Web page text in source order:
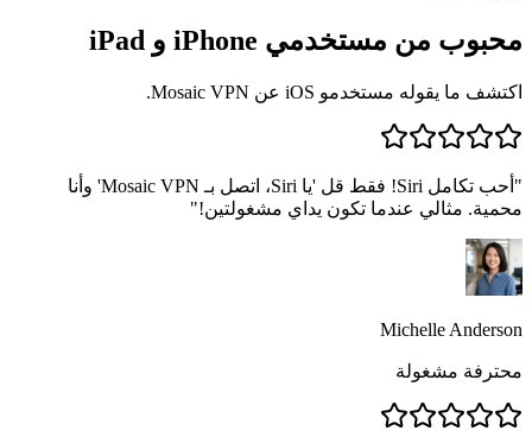
محبوب من مستخدمي iPhone و iPad
اكتشف ما يقوله مستخدمو iOS عن Mosaic VPN.
"
أحب تكامل Siri! فقط قل 'يا Siri، اتصل بـ Mosaic VPN' وأنا
محمية. مثالي عندما تكون يداي مشغولتين!"
Michelle Anderson
محترفة مشغولة